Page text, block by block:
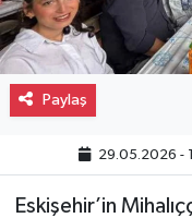
Paylaş
29.05.2026 -
Eskişehir’in